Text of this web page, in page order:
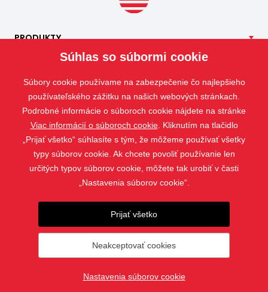
PRODUKTY
SLUŽBY
APLIKÁCIE
ISOTRA
KONTAKT
vytvorilwebProgress
Súhlas so súbormi cookie
Súbory cookie používame na zabezpečenie čo najlepšieho
používateľského zážitku na našich webových stránkach.
Podrobné informácie o súboroch cookie nájdete na stránke
Viac informácií o súboroch cookie. Kliknutím na tlačidlo
„Prijať všetko“ súhlasíte s tým, že môžeme používať všetky
typy súborov cookie. Ak chcete povoliť používanie len
určitých typov súborov cookie, môžete tak urobiť v časti
„Nastavenia súborov cookie“.
Prijať všetko
Neakceptovať cookies
Nastavenia súborov cookie